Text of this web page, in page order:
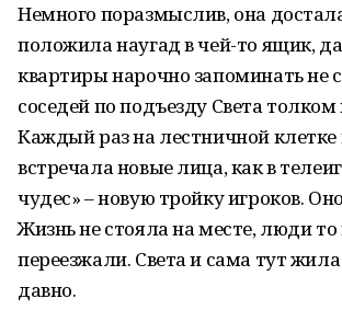
Немного поразмыслив, она
положила наугад в чей-то ящик,
квартиры нарочно запоминать не
соседей по подъезду Света толком
Каждый раз на лестничной
встречала новые лица, как в
чудес» – новую тройку игроков.
Жизнь не стояла на месте, люди то
переезжали. Света и сама тут
давно.